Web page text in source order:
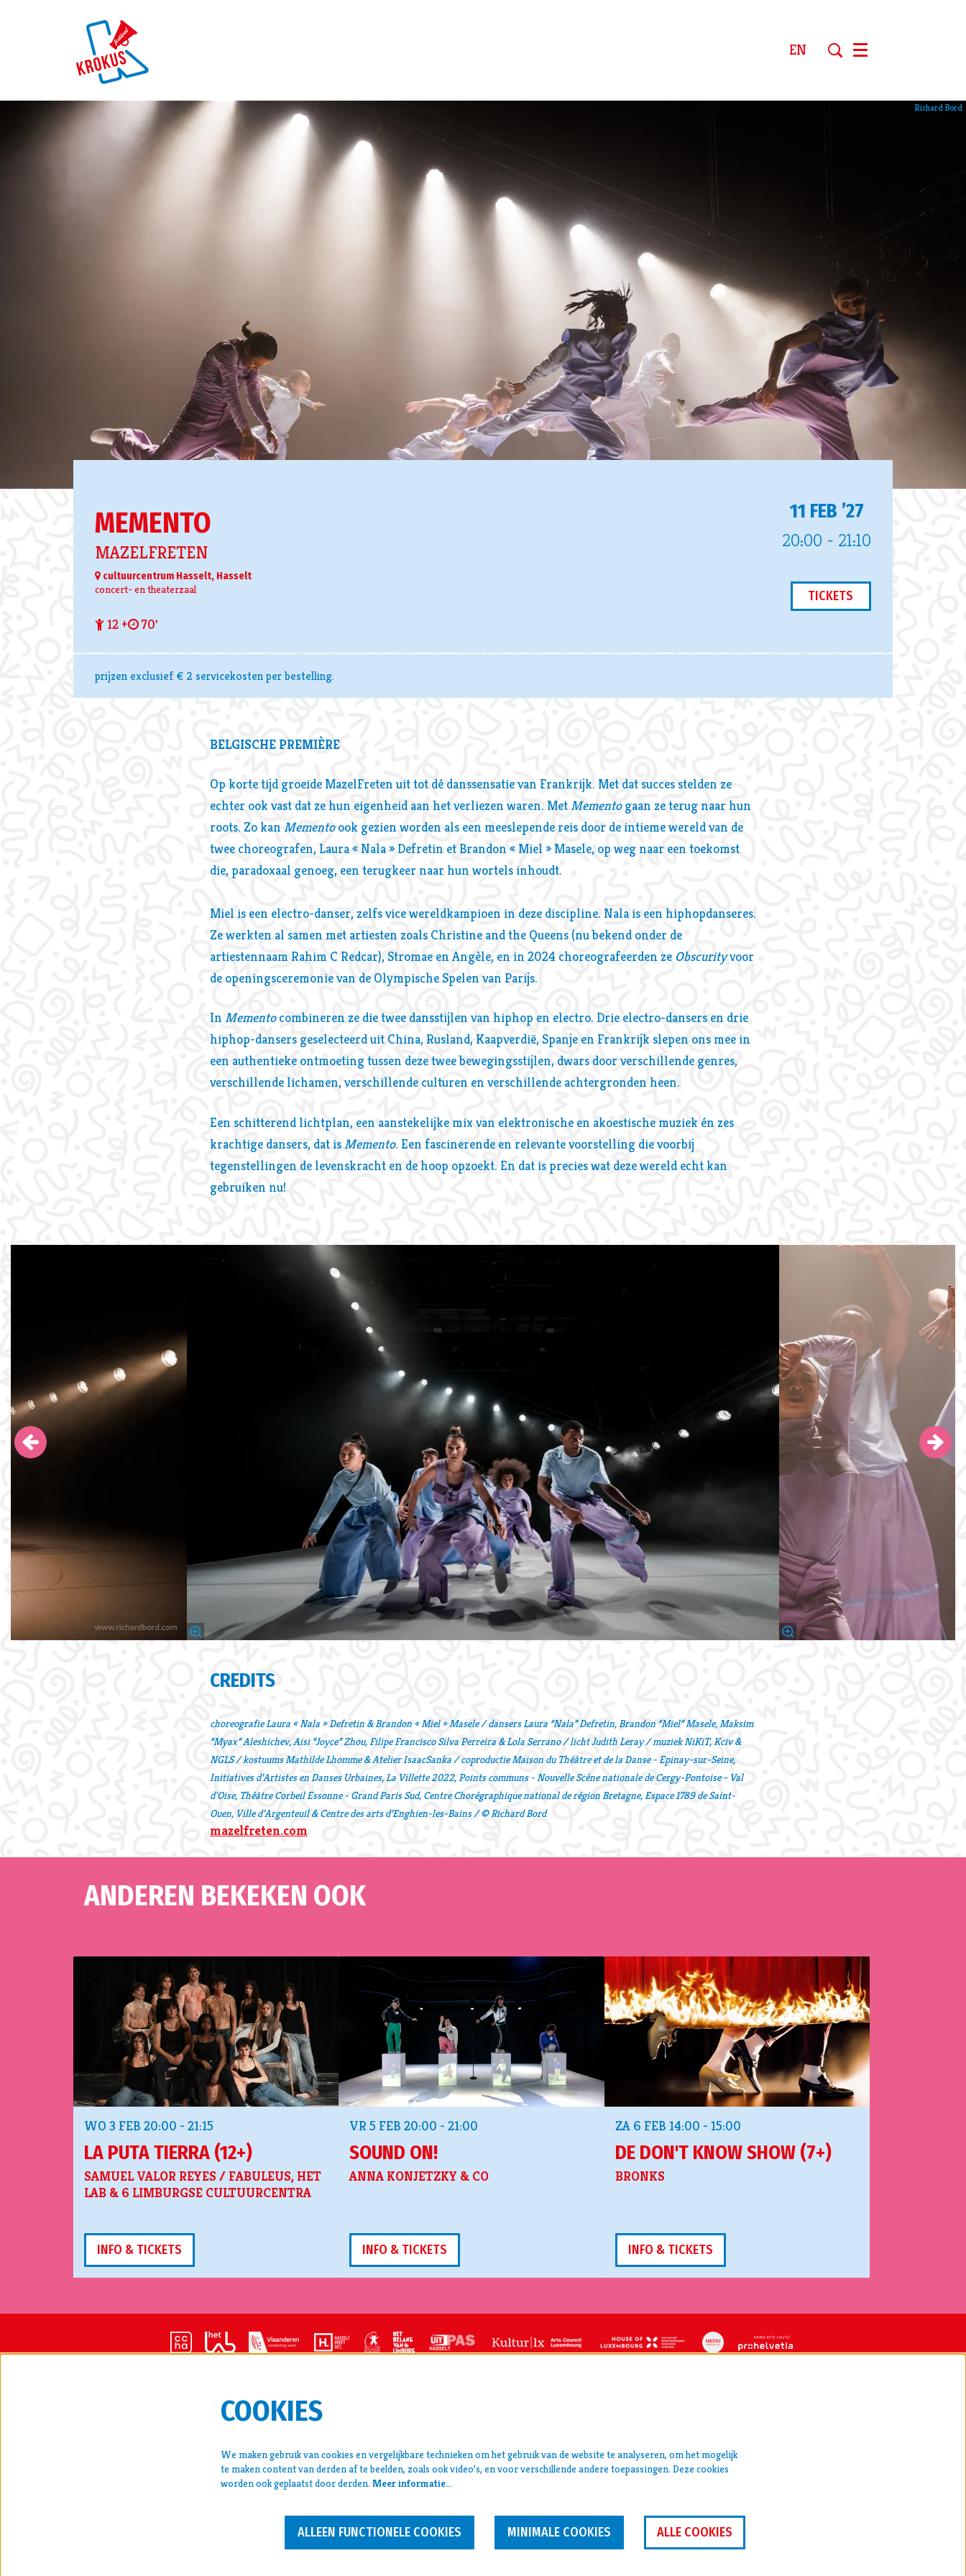
EN Menu
Richard Bord
MEMENTO
MAZELFRETEN
cultuurcentrum Hasselt, Hasselt
concert- en theaterzaal
12 + 70'
11 FEB ’27
20:00 - 21:10
TICKETS
prijzen exclusief € 2 servicekosten per bestelling.
BELGISCHE PREMIÈRE
Op korte tijd groeide MazelFreten uit tot dé danssensatie van Frankrijk. Met dat succes stelden ze
echter ook vast dat ze hun eigenheid aan het verliezen waren. Met Mementogaan ze terug naar hun
roots. Zo kan Mementoook gezien worden als een meeslepende reis door de intieme wereld van de
twee choreografen, Laura « Nala » Defretin et Brandon « Miel » Masele, op weg naar een toekomst
die, paradoxaal genoeg, een terugkeer naar hun wortels inhoudt.
Miel is een electro-danser, zelfs vice wereldkampioen in deze discipline. Nala is een hiphopdanseres.
Ze werkten al samen met artiesten zoals Christine and the Queens (nu bekend onder de
artiestennaam Rahim C Redcar), Stromae en Angèle, en in 2024 choreografeerden ze Obscurityvoor
de openingsceremonie van de Olympische Spelen van Parijs.
In Mementocombineren ze die twee dansstijlen van hiphop en electro. Drie electro-dansers en drie
hiphop-dansers geselecteerd uit China, Rusland, Kaapverdië, Spanje en Frankrijk slepen ons mee in
een authentieke ontmoeting tussen deze twee bewegingsstijlen, dwars door verschillende genres,
verschillende lichamen, verschillende culturen en verschillende achtergronden heen.
Een schitterend lichtplan, een aanstekelijke mix van elektronische en akoestische muziek én zes
krachtige dansers, dat is Memento. Een fascinerende en relevante voorstelling die voorbij
tegenstellingen de levenskracht en de hoop opzoekt. En dat is precies wat deze wereld echt kan
gebruiken nu!
Inzoomen
CREDITS
choreografie Laura « Nala » Defretin & Brandon « Miel » Masele / dansers Laura “Nala” Defretin, Brandon “Miel” Masele, Maksim
“Myax” Aleshichev, Aisi “Joyce” Zhou, Filipe Francisco Silva Perreira & Lola Serrano / licht Judith Leray / muziek NiKiT, Kciv &
NGLS / kostuums Mathilde Lhomme & Atelier IsaacSanka / coproductie Maison du Théâtre et de la Danse - Epinay-sur-Seine,
Initiatives d’Artistes en Danses Urbaines, La Villette 2022, Points communs - Nouvelle Scène nationale de Cergy-Pontoise - Val
d'Oise, Théâtre Corbeil Essonne - Grand Paris Sud, Centre Chorégraphique national de région Bretagne, Espace 1789 de Saint-
Ouen, Ville d’Argenteuil & Centre des arts d’Enghien-les-Bains / © Richard Bord
mazelfreten.com
ANDEREN BEKEKEN OOK
LA PUTA TIERRA (12+)
SAMUEL VALOR REYES / FABULEUS, HET
LAB & 6 LIMBURGSE CULTUURCENTRA
WO 3 FEB 20:00 - 21:15
INFO & TICKETS
SOUND ON!
ANNA KONJETZKY & CO
VR 5 FEB20:00 - 21:00
INFO & TICKETS
DE DON'T KNOW SHOW (7+)
BRONKS
ZA 6 FEB 14:00 - 15:00
INFO & TICKETS
CONTACT
cultuurcentrum Hasselt
Kunstlaan 5, 3500 Hasselt
011 22 99 31
BTW BE 0412.713.323
pers >
COOKIES
We maken gebruik van cookies en vergelijkbare technieken om het gebruik van de website te analyseren, om het mogelijk
te maken content van derden af te beelden, zoals ook video’s, en voor verschillende andere toepassingen. Deze cookies
worden ook geplaatst door derden. Meer informatie…
ALLEEN FUNCTIONELE COOKIES MINIMALE COOKIES ALLE COOKIES